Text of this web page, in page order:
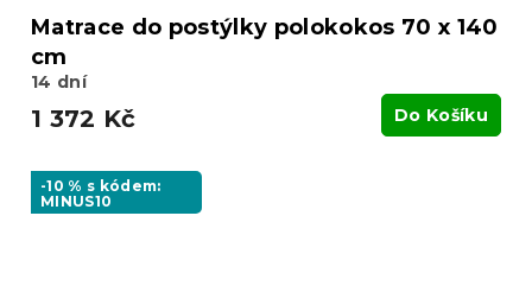
Matrace do postýlky polokokos 70 x 140
cm
14 dní
1 372 Kč Do Košíku
-10 % s kódem:
MINUS10